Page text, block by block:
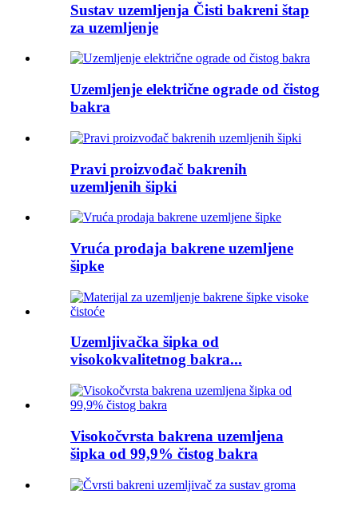
Sustav uzemljenja Čisti bakreni štap
za uzemljenje
Uzemljenje električne ograde od čistog
bakra
Pravi proizvođač bakrenih
uzemljenih šipki
Vruća prodaja bakrene uzemljene
šipke
Uzemljivačka šipka od
visokokvalitetnog bakra...
Visokočvrsta bakrena uzemljena
šipka od 99,9% čistog bakra